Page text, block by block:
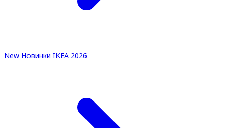
New Новинки IKEA 2026